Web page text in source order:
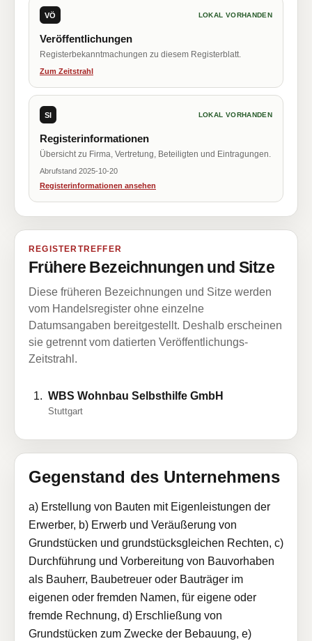
VÖ LOKAL VORHANDEN
Veröffentlichungen
Registerbekanntmachungen zu diesem Registerblatt.
Zum Zeitstrahl
SI LOKAL VORHANDEN
Registerinformationen
Übersicht zu Firma, Vertretung, Beteiligten und Eintragungen.
Abrufstand 2025-10-20
Registerinformationen ansehen
REGISTERTREFFER
Frühere Bezeichnungen und Sitze
Diese früheren Bezeichnungen und Sitze werden
vom Handelsregister ohne einzelne
Datumsangaben bereitgestellt. Deshalb erscheinen
sie getrennt vom datierten Veröffentlichungs-
Zeitstrahl.
WBS Wohnbau Selbsthilfe GmbH
Stuttgart
Gegenstand des Unternehmens
a) Erstellung von Bauten mit Eigenleistungen der
Erwerber, b) Erwerb und Veräußerung von
Grundstücken und grundstücksgleichen Rechten, c)
Durchführung und Vorbereitung von Bauvorhaben
als Bauherr, Baubetreuer oder Bauträger im
eigenen oder fremden Namen, für eigene oder
fremde Rechnung, d) Erschließung von
Grundstücken zum Zwecke der Bebauung, e)